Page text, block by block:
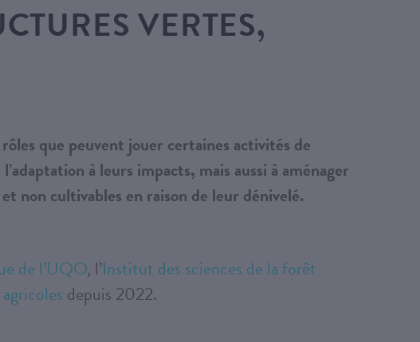
VERTES,
que peuvent jouer certaines activités de
à leurs impacts, mais aussi à aménager
non cultivables en raison de leur dénivelé.
de l’UQO, l’Institut des sciences de la forêt
depuis 2022.